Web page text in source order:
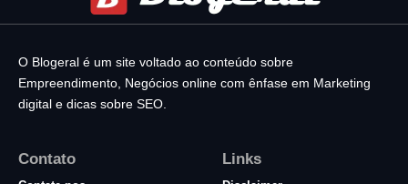
O Blogeral é um site voltado ao conteúdo sobre
Empreendimento, Negócios online com ênfase em Marketing
digital e dicas sobre SEO.
Contato Links